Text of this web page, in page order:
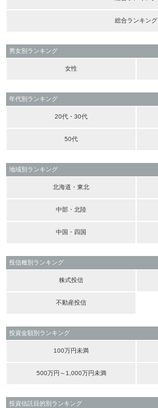
総合ランキング
男女別ランキング
女性
年代別ランキング
20代・30代
50代
地域別ランキング
北海道・東北
中部・北陸
中国・四国
投信種別ランキング
株式投信
不動産投信
投資金額別ランキング
100万円未満
500万円～1,000万円未満
投資信託目的別ランキング